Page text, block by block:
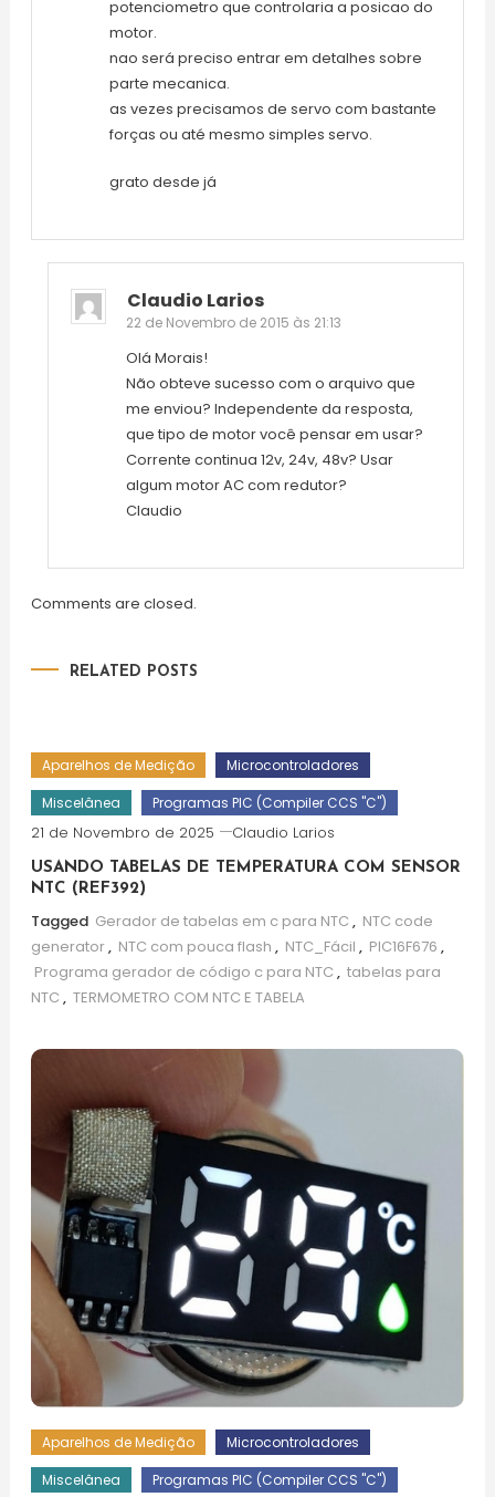
potenciometro que controlaria a posicao do
motor.
nao será preciso entrar em detalhes sobre
parte mecanica.
as vezes precisamos de servo com bastante
forças ou até mesmo simples servo.
grato desde já
Claudio Larios
22 de Novembro de 2015 às 21:13
Olá Morais!
Não obteve sucesso com o arquivo que
me enviou? Independente da resposta,
que tipo de motor você pensar em usar?
Corrente continua 12v, 24v, 48v? Usar
algum motor AC com redutor?
Claudio
Comments are closed.
RELATED POSTS
Aparelhos de Medição
Microcontroladores
Miscelânea
Programas PIC (Compiler CCS "C")
21 de Novembro de 2025 Claudio Larios
USANDO TABELAS DE TEMPERATURA COM SENSOR
NTC (REF392)
Tagged Gerador de tabelas em c para NTC , NTC code
generator, NTC com pouca flash , NTC_Fácil , PIC16F676 ,
Programa gerador de código c para NTC , tabelas para
NTC , TERMOMETRO COM NTC E TABELA
Aparelhos de Medição
Microcontroladores
Miscelânea
Programas PIC (Compiler CCS "C")